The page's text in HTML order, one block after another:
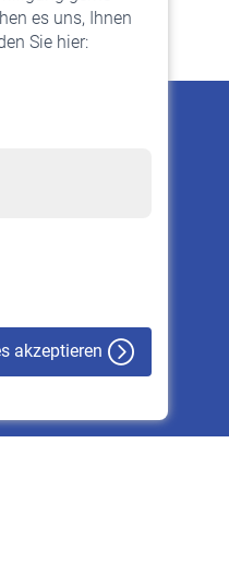
es uns, Ihnen
Sie hier:
akzeptieren